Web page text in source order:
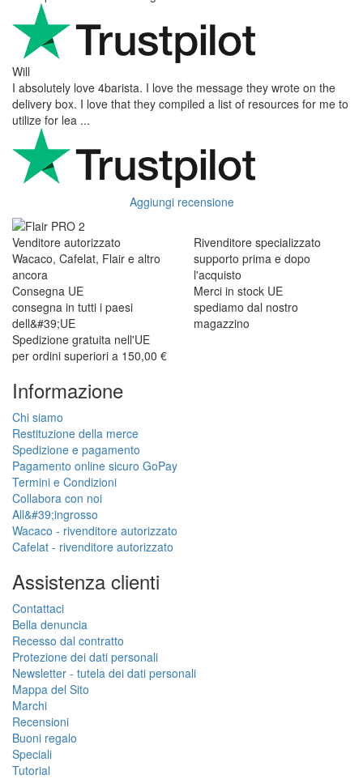
Will
I absolutely love 4barista. I love the message they wrote on the
delivery box. I love that they compiled a list of resources for me to
utilize for lea ...
Aggiungi recensione
Venditore autorizzato
Wacaco, Cafelat, Flair e altro
ancora
Rivenditore specializzato
supporto prima e dopo
l'acquisto
Consegna UE
consegna in tutti i paesi
dell&#39;UE
Merci in stock UE
spediamo dal nostro
magazzino
Spedizione gratuita nell'UE
per ordini superiori a 150,00 €
Informazione
Chi siamo
Restituzione della merce
Spedizione e pagamento
Pagamento online sicuro GoPay
Termini e Condizioni
Collabora con noi
All&#39;ingrosso
Wacaco - rivenditore autorizzato
Cafelat - rivenditore autorizzato
Assistenza clienti
Contattaci
Bella denuncia
Recesso dal contratto
Protezione dei dati personali
Newsletter - tutela dei dati personali
Mappa del Sito
Marchi
Recensioni
Buoni regalo
Speciali
Tutorial